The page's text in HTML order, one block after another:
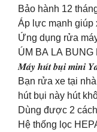
Bảo hành 12
Áp lực mạnh giúp
Ứng dụng rửa
ÚM BA LA BUNG
𝑴𝒂́𝒚 𝒉𝒖́𝒕 𝒃𝒖̣𝒊 𝒎𝒊𝒏𝒊
Bạn rửa xe tại
hút bụi này hút
Dùng được 2 cách:
Hệ thống lọc